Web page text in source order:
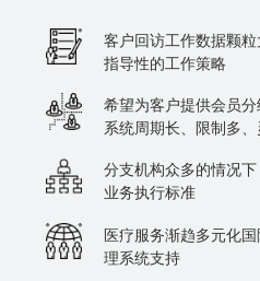
客户回访工作数据颗
指导性的工作策略
希望为客户提供会员
系统周期长、限制多
分支机构众多的情况
业务执行标准
医疗服务渐趋多元化
理系统支持